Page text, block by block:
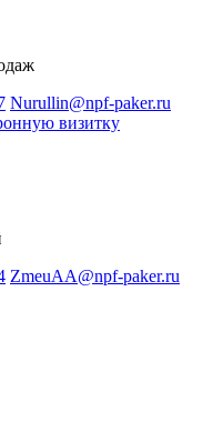
Nurullin@npf-paker.ru
визитку
ZmeuAA@npf-paker.ru